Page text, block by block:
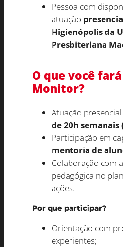
Pessoa com
atuação
Higienópolis da
Presbiteriana
O que você
Monitor?
Atuação
de 20h semanais
Participação em
mentoria de
Colaboração com
pedagógica no
ações.
Por que participar?
Orientação com
experientes;